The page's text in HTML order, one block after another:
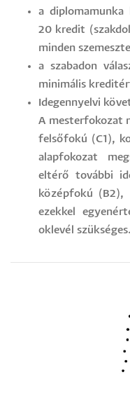
a
20 kredit
minden
a szabadon
minimális
Idegennyelvi
A mesterfokozat
felsőfokú (C1),
alapfokozat
eltérő további
középfokú (B2),
ezekkel
oklevél szükséges.